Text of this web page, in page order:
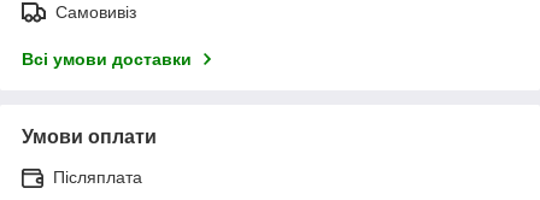
Самовивіз
Всі умови доставки
Умови оплати
Післяплата